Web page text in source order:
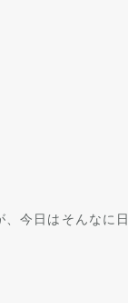
今日はそんなに日